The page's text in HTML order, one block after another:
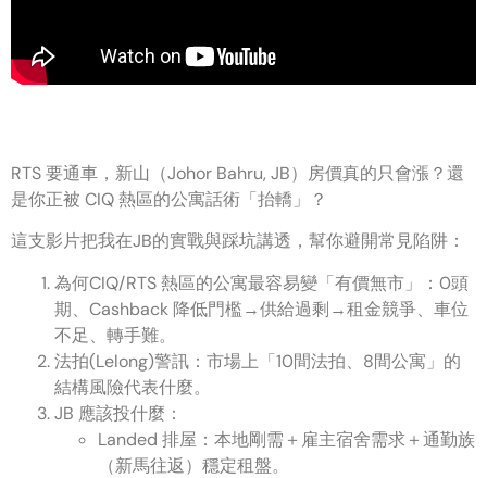
RTS 要通車，新山（Johor Bahru, JB）房價真的只會漲？還
是你正被 CIQ 熱區的公寓話術「抬轎」？
這支影片把我在JB的實戰與踩坑講透，幫你避開常見陷阱：
為何CIQ/RTS 熱區的公寓最容易變「有價無市」：0頭
期、Cashback 降低門檻→供給過剩→租金競爭、車位
不足、轉手難。
法拍(Lelong)警訊：市場上「10間法拍、8間公寓」的
結構風險代表什麼。
JB 應該投什麼：
Landed 排屋：本地剛需＋雇主宿舍需求＋通勤族
（新馬往返）穩定租盤。